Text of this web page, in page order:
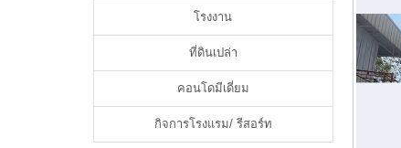
โรงงาน
ที่ดินเปล่า
คอนโดมีเดี่ยม
กิจการโรงแรม/ รีสอร์ท